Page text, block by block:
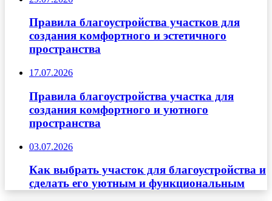
Правила благоустройства участков для
создания комфортного и эстетичного
пространства
17.07.2026
Правила благоустройства участка для
создания комфортного и уютного
пространства
03.07.2026
Как выбрать участок для благоустройства и
сделать его уютным и функциональным